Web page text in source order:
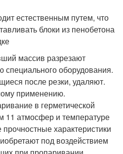
естественным путем, что
блоки из пенобетона
массив разрезают
оборудования.
после резки, удаляют.
применению.
в герметической
11 атмосфер и температуре
характеристики
под воздействием